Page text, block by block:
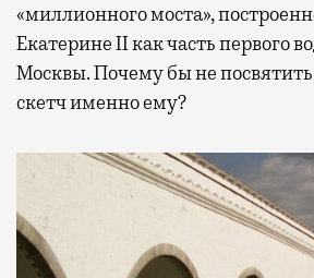
«миллионного моста»,
Екатерине II как часть первого
Москвы. Почему бы не
скетч именно ему?